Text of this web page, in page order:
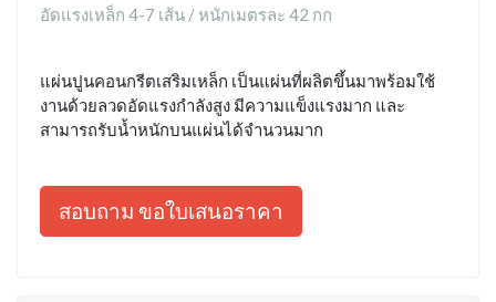
อัดแรงเหล็ก 4-7 เส้น / หนักเมตรละ 42 กก
แผ่นปูนคอนกรีตเสริมเหล็ก เป็นแผ่นที่ผลิตขึ้นมาพร้อมใช้
งานด้วยลวดอัดแรงกำลังสูง มีความแข็งแรงมาก และ
สามารถรับน้ำหนักบนแผ่นได้จำนวนมาก
สอบถาม ขอใบเสนอราคา